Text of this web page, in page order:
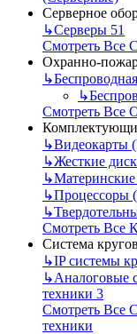
Серверное
↳Серверы 51
Смотреть Все
Охранно-
↳
↳
Смотреть Все
↳Видеокарты
↳Жесткие
↳
↳Процессоры
↳
Смотреть Все
Система
↳IP системы
↳Аналоговые
техники 3
Смотреть Все
техники